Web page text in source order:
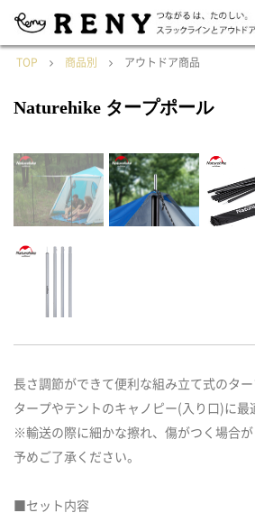
ご利用ガイ
ド
て
TOP 商品別 アウトドア商品
Naturehike タープポール
長さ調節ができて便利な組み立て式のター
タープやテントのキャノピー(入り口)に最
※輸送の際に細かな擦れ、傷がつく場合が
予めご了承ください。
■セット内容